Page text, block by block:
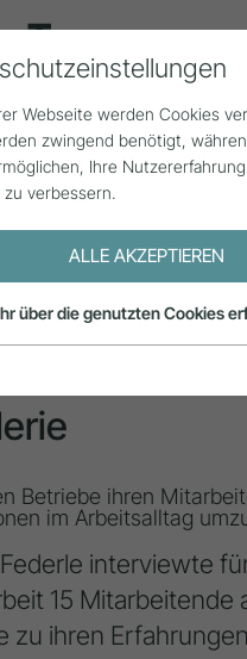
Arbeitskräfte
Arbeit in der Hotellerie
FORSCHUNG
Arbeit
Betriebe ihren
im Arbeitsalltag
interviewte
15 Mitarbeitende
zu ihren
Webseite werden Cookies
zwingend benötigt,
Ihre
verbessern.
ALLE AKZEPTIEREN
über die genutzten Cookies